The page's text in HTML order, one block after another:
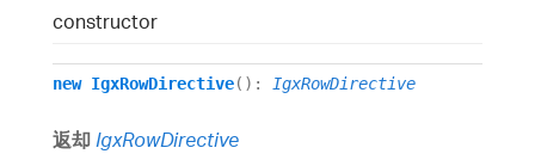
constructor
new IgxRowDirective() : IgxRowDirective
返却 IgxRowDirective